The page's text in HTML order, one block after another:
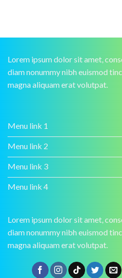
Lorem ipsum dolor sit amet,
diam nonummy nibh euismod
magna aliquam erat volutpat.
Menu link 1
Menu link 2
Menu link 3
Menu link 4
Lorem ipsum dolor sit amet,
diam nonummy nibh euismod
magna aliquam erat volutpat.